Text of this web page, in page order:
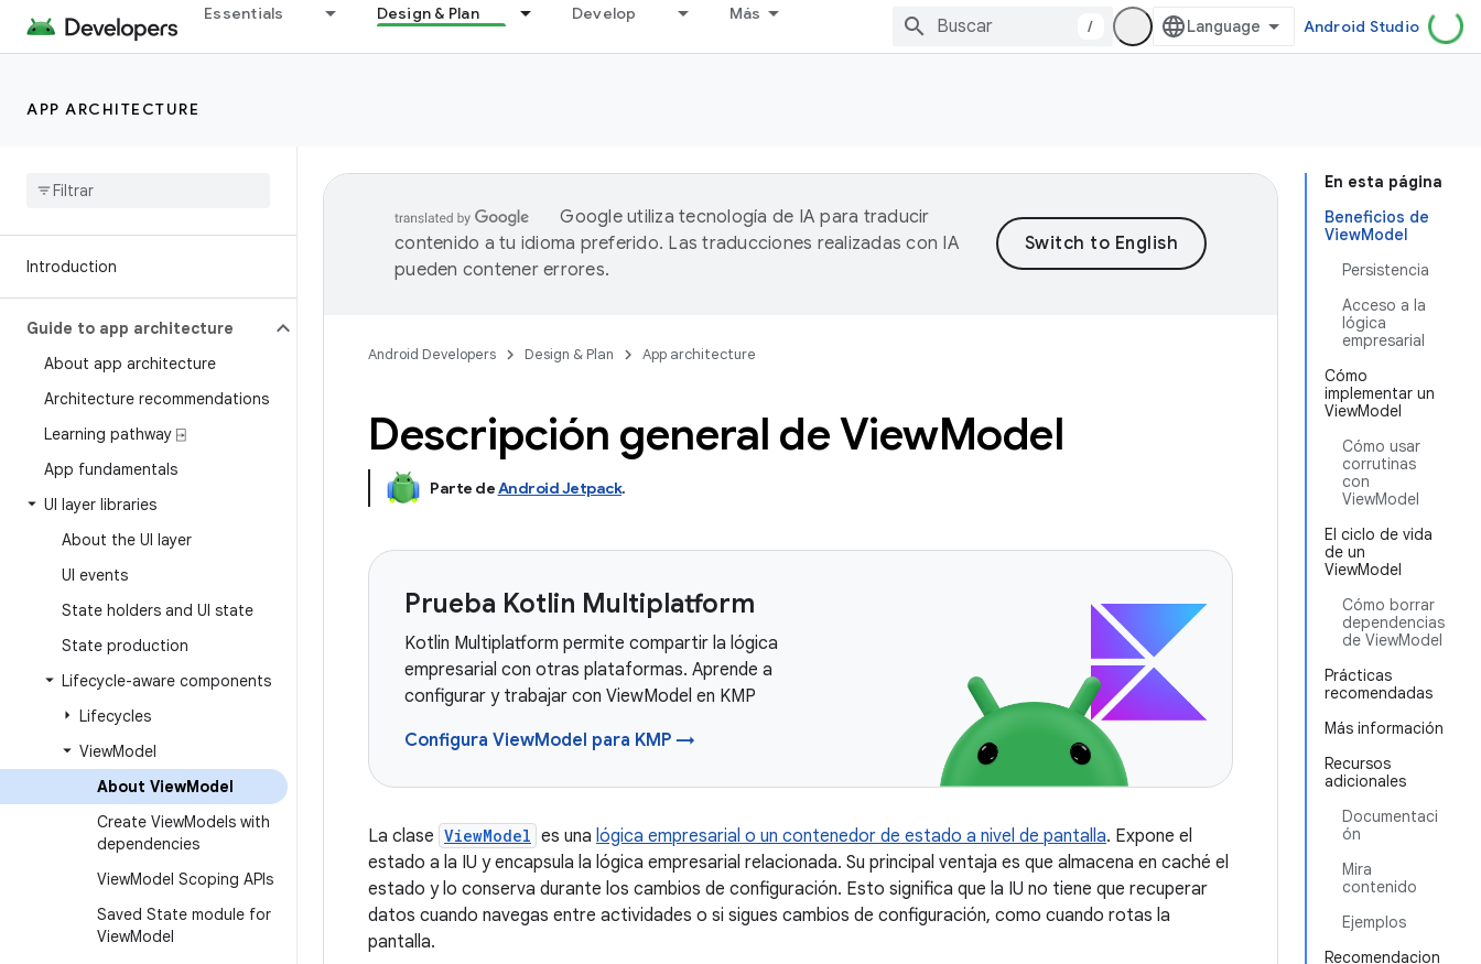
Essentials Design & Plan Develop Más
/ Android Studio
APP ARCHITECTURE
Introduction
Guide to app architecture
About app architecture
Architecture recommendations
Learning pathway ⍈
App fundamentals
UI layer libraries
About the UI layer
UI events
State holders and UI state
State production
Lifecycle-aware components
Lifecycles
ViewModel
About ViewModel
Create ViewModels with
dependencies
ViewModel Scoping APIs
Saved State module for
ViewModel
En esta página
Beneficios de
ViewModel
Persistencia
Acceso a la
lógica
empresarial
Cómo
implementar un
ViewModel
Cómo usar
corrutinas
con
ViewModel
El ciclo de vida
de un
ViewModel
Cómo borrar
dependencias
de ViewModel
Prácticas
recomendadas
Más información
Recursos
adicionales
Documentaci
ón
Mira
contenido
Ejemplos
Recomendacion
Google utiliza tecnología de IA para traducir
contenido a tu idioma preferido. Las traducciones realizadas con IA
pueden contener errores.
Android Developers Design & Plan App architecture
Descripción general de ViewModel
Parte deAndroid Jetpack.
Prueba Kotlin Multiplatform
Kotlin Multiplatform permite compartir la lógica
empresarial con otras plataformas. Aprende a
configurar y trabajar con ViewModel en KMP
Configura ViewModel para KMP →
La clase ViewModel es una lógica empresarial o un contenedor de estado a nivel de pantalla. Expone el
estado a la IU y encapsula la lógica empresarial relacionada. Su principal ventaja es que almacena en caché el
estado y lo conserva durante los cambios de configuración. Esto significa que la IU no tiene que recuperar
datos cuando navegas entre actividades o si sigues cambios de configuración, como cuando rotas la
pantalla.